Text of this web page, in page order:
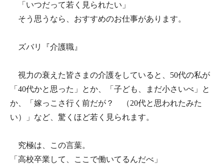
「いつだって若く見られたい」
そう思うなら、おすすめのお仕事があります。
ズバリ『介護職』
視力の衰えた皆さまの介護をしていると、50代の私が
「40代かと思った」とか、「子ども、まだ小さいべ」と
か、「嫁っこさ行く前だが？ （20代と思われたみた
い）」など、驚くほど若く見られます。
究極は、この言葉。
「高校卒業して、ここで働いてるんだべ」